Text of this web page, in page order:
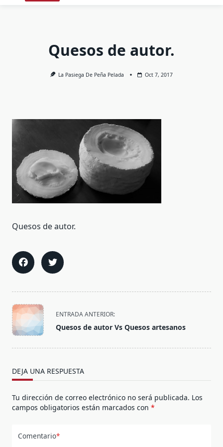
Quesos de autor.
La Pasiega De Peña Pelada Oct 7, 2017
Quesos de autor.
<span
class="nav-
subtitle
screen-
text">Página</span>
ENTRADA ANTERIOR:
Quesos de autor Vs Quesos artesanos
DEJA UNA RESPUESTA
Tu dirección de correo electrónico no será publicada. Los
campos obligatorios están marcados con *
Comentario*